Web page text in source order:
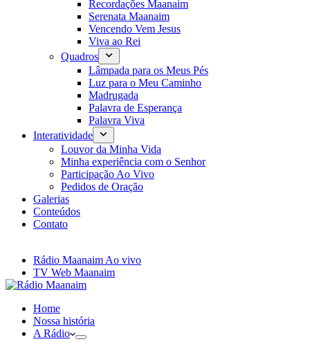
Recordações Maanaim
Serenata Maanaim
Vencendo Vem Jesus
Viva ao Rei
Quadros
Lâmpada para os Meus Pés
Luz para o Meu Caminho
Madrugada
Palavra de Esperança
Palavra Viva
Interatividade
Louvor da Minha Vida
Minha experiência com o Senhor
Participação Ao Vivo
Pedidos de Oração
Galerias
Conteúdos
Contato
Rádio Maanaim Ao vivo
TV Web Maanaim
Home
Nossa história
A Rádio